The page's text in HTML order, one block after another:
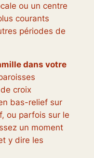
ou un centre
courants
périodes de
dans votre
croix
bas-relief sur
ou parfois sur le
un moment
y dire les